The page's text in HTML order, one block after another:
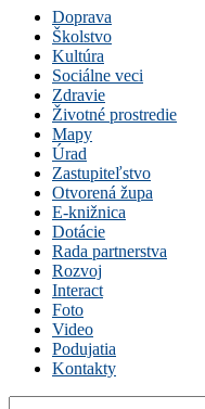
Doprava
Školstvo
Kultúra
Sociálne veci
Zdravie
Životné prostredie
Mapy
Úrad
Zastupiteľstvo
Otvorená župa
E-knižnica
Dotácie
Rada partnerstva
Rozvoj
Interact
Foto
Video
Podujatia
Kontakty